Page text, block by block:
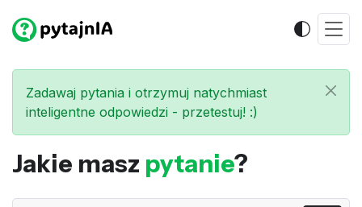
Zadawaj pytania i otrzymuj natychmiast
inteligentne odpowiedzi - przetestuj! :)
Jakie masz pytanie?